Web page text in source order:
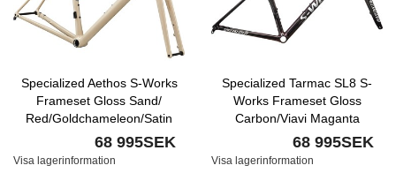
Specialized Aethos S-Works
Frameset Gloss Sand/
Red/Goldchameleon/Satin
Brushed Gold Foil Nyhet
68 995SEK
Visa lagerinformation
Specialized Tarmac SL8 S-
Works Frameset Gloss
Carbon/Viavi Maganta
Gold/Chaos Red Pearl/White
Nyhet
68 995SEK
Visa lagerinformation